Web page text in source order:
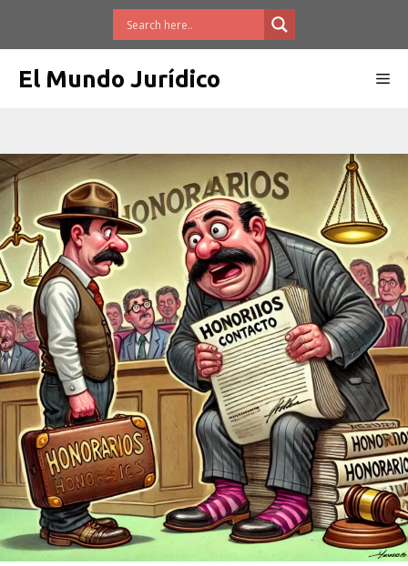
El Mundo Jurídico